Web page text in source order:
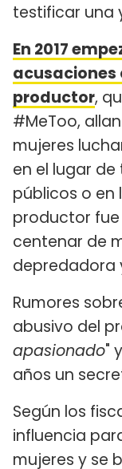
testificar una
En 2017
acusaciones
productor,
#MeToo,
mujeres
en el lugar
públicos o en
productor
centenar de
depredadora
Rumores
abusivo del
apasionado" y
años un
Según los
influencia
mujeres y se